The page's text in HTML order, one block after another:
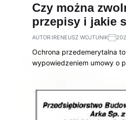
Czy można
przepisy i jakie
AUTOR:IRENEUSZ WOJTUNIK
Ochrona przedemerytalna
wypowiedzeniem umowy o